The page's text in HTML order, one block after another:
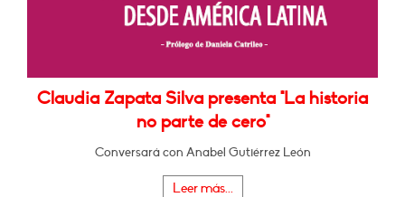
Claudia Zapata Silva presenta "La historia
no parte de cero"
Conversará con Anabel Gutiérrez León
Leer más...